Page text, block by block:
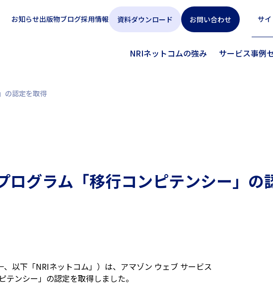
NRIネットコムの強み サービス事例
お知らせ出版物ブログ採用情報 資料ダウンロード お問い合わせ
の認定を取得
ログラム「移行コンピテンシー」の
以下「NRIネットコム」）は、アマゾン ウェブ サービス
テンシー」の認定を取得しました。